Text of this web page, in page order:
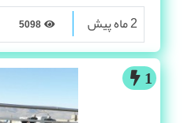
2 ماه پیش
1